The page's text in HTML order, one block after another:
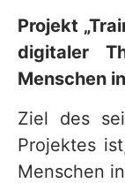
Projekt
digitaler
Menschen
Ziel des
Projektes
Menschen